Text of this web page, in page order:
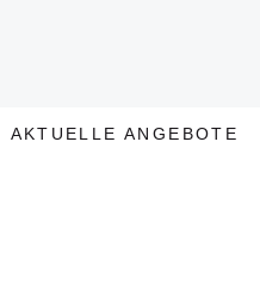
AKTUELLE ANGEBOTE